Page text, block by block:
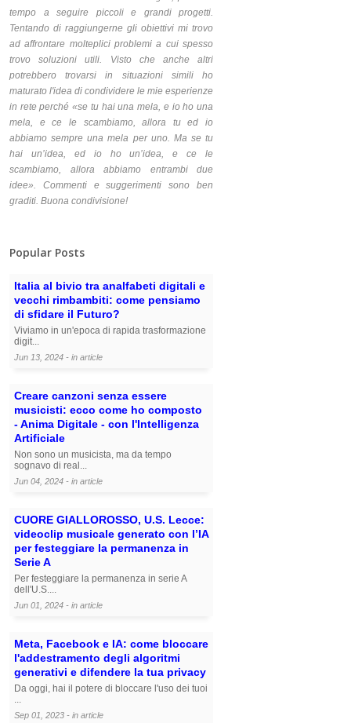
tempo a seguire piccoli e grandi progetti.
Tentando di raggiungerne gli obiettivi mi trovo
ad affrontare molteplici problemi a cui spesso
trovo soluzioni utili. Visto che anche altri
potrebbero trovarsi in situazioni simili ho
maturato l'idea di condividere le mie esperienze
in rete perché «se tu hai una mela, e io ho una
mela, e ce le scambiamo, allora tu ed io
abbiamo sempre una mela per uno. Ma se tu
hai un’idea, ed io ho un’idea, e ce le
scambiamo, allora abbiamo entrambi due
idee». Commenti e suggerimenti sono ben
graditi. Buona condivisione!
Popular Posts
Italia al bivio tra analfabeti digitali e
vecchi rimbambiti: come pensiamo
di sfidare il Futuro?
Viviamo in un'epoca di rapida trasformazione
digit...
Jun 13, 2024 - in article
Creare canzoni senza essere
musicisti: ecco come ho composto
- Anima Digitale - con l'Intelligenza
Artificiale
Non sono un musicista, ma da tempo
sognavo di real...
Jun 04, 2024 - in article
CUORE GIALLOROSSO, U.S. Lecce:
videoclip musicale generato con l’IA
per festeggiare la permanenza in
Serie A
Per festeggiare la permanenza in serie A
dell'U.S....
Jun 01, 2024 - in article
Meta, Facebook e IA: come bloccare
l'addestramento degli algoritmi
generativi e difendere la tua privacy
Da oggi, hai il potere di bloccare l'uso dei tuoi
Sep 01, 2023 - in article